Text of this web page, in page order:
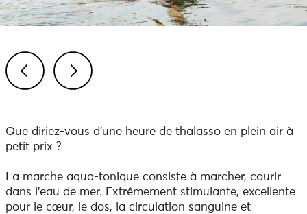
Que diriez-vous d'une heure de thalasso en plein air à
petit prix ?
La marche aqua-tonique consiste à marcher, courir
dans l'eau de mer. Extrêmement stimulante, excellente
pour le cœur, le dos, la circulation sanguine et